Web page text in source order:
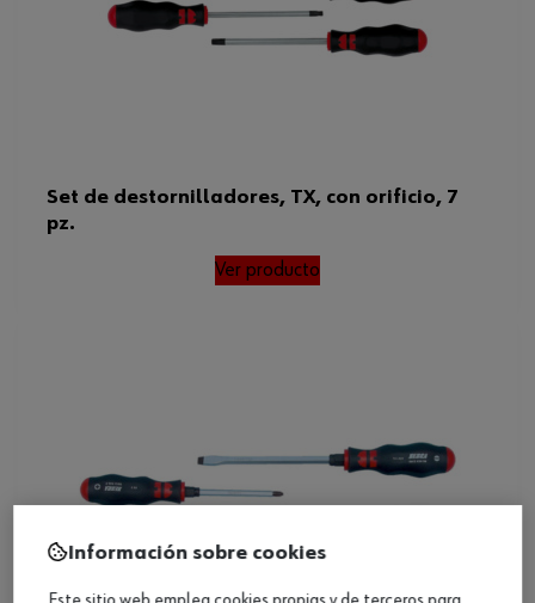
Set de destornilladores, TX, con orificio, 7
pz.
Ver producto
Información sobre cookies